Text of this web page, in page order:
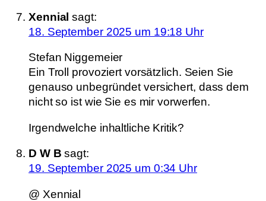
Xennial sagt:
18. September 2025 um 19:18 Uhr
Stefan Niggemeier
Ein Troll provoziert vorsätzlich. Seien Sie
genauso unbegründet versichert, dass dem
nicht so ist wie Sie es mir vorwerfen.
Irgendwelche inhaltliche Kritik?
D W B sagt:
19. September 2025 um 0:34 Uhr
@ Xennial